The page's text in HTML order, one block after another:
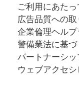
ご利用にあたっ
広告品質への取
企業倫理ヘル
警備業法に基
パートナーシ
ウェブアクセ